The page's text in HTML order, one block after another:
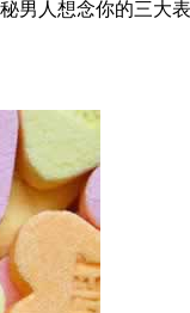
人想念你的三大